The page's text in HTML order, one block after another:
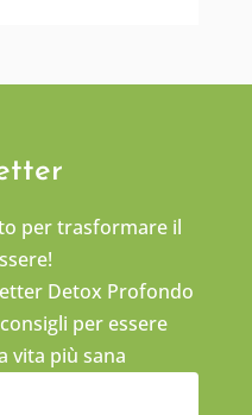
per trasformare il
Detox Profondo
per essere
vita più sana